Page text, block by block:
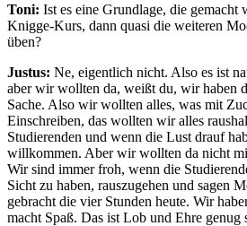
Toni: Ist es eine Grundlage, die gemacht
Knigge-Kurs, dann quasi die weiteren
üben?
Justus: Ne, eigentlich nicht. Also es ist
aber wir wollten da, weißt du, wir haben
Sache. Also wir wollten alles, was mit
Einschreiben, das wollten wir alles
Studierenden und wenn die Lust drauf
willkommen. Aber wir wollten da nicht
Wir sind immer froh, wenn die
Sicht zu haben, rauszugehen und sagen
gebracht die vier Stunden heute. Wir
macht Spaß. Das ist Lob und Ehre genug